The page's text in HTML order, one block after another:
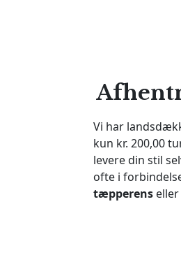
Vi har
kun kr. 200,00
levere din stil
ofte i
tæpperens eller